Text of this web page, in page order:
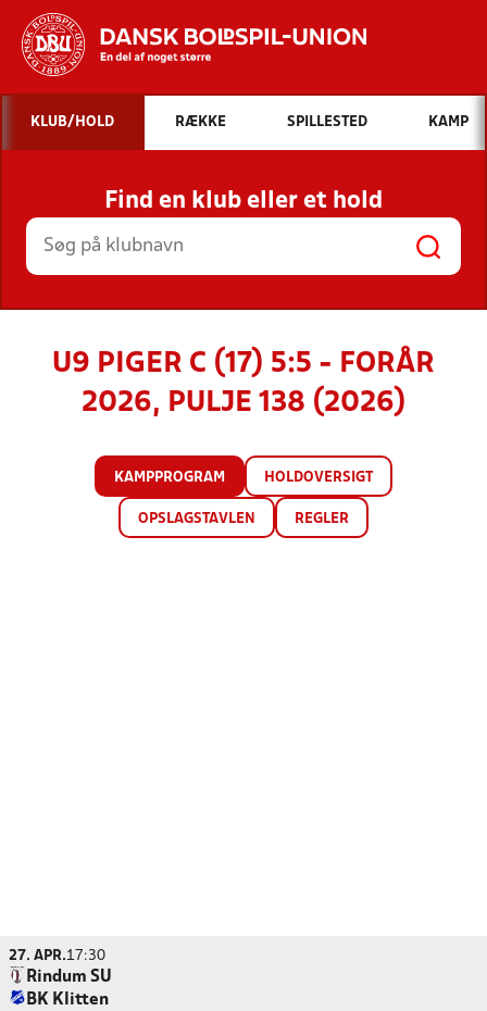
Hvad vil du søge efter?
INDHOLD OG NYHEDER
STILLINGER, RESULTATER, KLUBBER OG
HOLD
KLUB/HOLD RÆKKE SPILLESTED KAMP
Find en klub eller et hold
U9 PIGER C (17) 5:5 - FORÅR
2026, PULJE 138 (2026)
KAMPPROGRAM HOLDOVERSIGT
OPSLAGSTAVLEN REGLER
27. APR.17:30
Rindum SU
BK Klitten